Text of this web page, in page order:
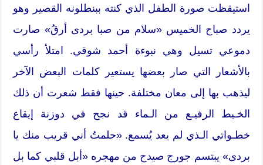
استيقظت صورة الطفل الذي كنته ببنطلونه القصير وهو
يردد صباح الخميس «سلام من صبا بردى أرقُ» صارت
دموعي تسيل وهي نبوءة أحمد شوقي. امتلأ رأسي
بالأشعار التي صار بعضها يستعير كلمات البعض الآخر
ليذهب بها إلى معان مختلفة. حينها فقط شعرت أن ذلك
الخـيط الرفيـع من الـماء قد نجح في دوزنة إيقاع
خطـواتي الـذي لم يعد يُسمع. «حلمتُ أني قريب منك يا
بردى» يبتسم جورج صيدح من مهجره «أبل قلبي كما بل